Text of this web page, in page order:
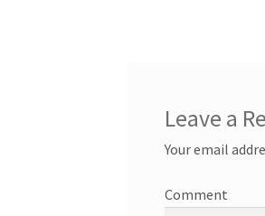
Leave a
Your email